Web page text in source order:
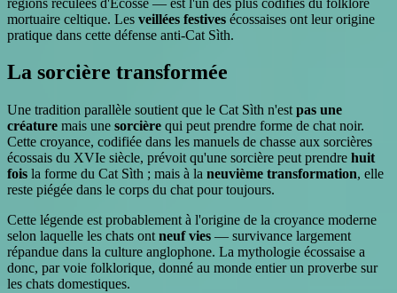
mortuaire celtique. Les veillées festives écossaises ont leur origine
pratique dans cette défense anti-Cat Sìth.
La sorcière transformée
Une tradition parallèle soutient que le Cat Sìth n'est pas une
créature mais une sorcière qui peut prendre forme de chat noir.
Cette croyance, codifiée dans les manuels de chasse aux sorcières
écossais du XVIe siècle, prévoit qu'une sorcière peut prendre huit
fois la forme du Cat Sìth ; mais à la neuvième transformation, elle
reste piégée dans le corps du chat pour toujours.
Cette légende est probablement à l'origine de la croyance moderne
selon laquelle les chats ont neuf vies — survivance largement
répandue dans la culture anglophone. La mythologie écossaise a
donc, par voie folklorique, donné au monde entier un proverbe sur
les chats domestiques.